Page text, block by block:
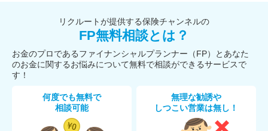
リクルートが提供する保険チャンネルの
FP無料相談とは？
お金のプロであるファイナンシャルプランナー（FP）とあなた
のお金に関するお悩みについて無料で相談ができるサービスで
す！
何度でも無料で
相談可能
無理な勧誘や
しつこい営業は無し！